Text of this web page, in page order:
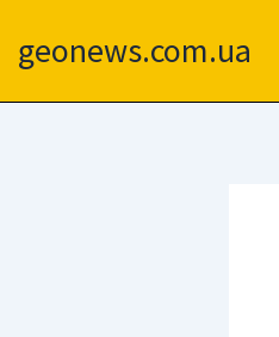
geonews.com.ua